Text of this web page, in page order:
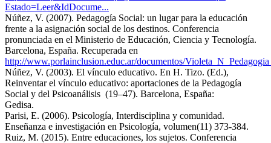
Estado=Leer&IdDocume...
Núñez, V. (2007). Pedagogía Social: un lugar para la educación
frente a la asignación social de los destinos. Conferencia
pronunciada en el Ministerio de Educación, Ciencia y Tecnología.
Barcelona, España. Recuperada en
http://www.porlainclusion.educ.ar/documentos/
Núñez, V. (2003). El vínculo educativo. En H. Tizo. (Ed.), ​
Reinventar el vínculo educativo: aportaciones de la Pedagogía
Social y del Psicoanálisis ​ (19–47). Barcelona, España:
Gedisa.
Parisi, E. (2006). Psicología, Interdisciplina y comunidad.​
Enseñanza e investigación en Psicología, volumen(11) 373-384.
Ruiz, M. (2015). Entre educaciones, los sujetos. Conferencia